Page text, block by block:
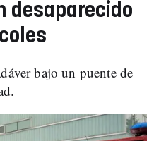
desaparecido
bajo un puente de